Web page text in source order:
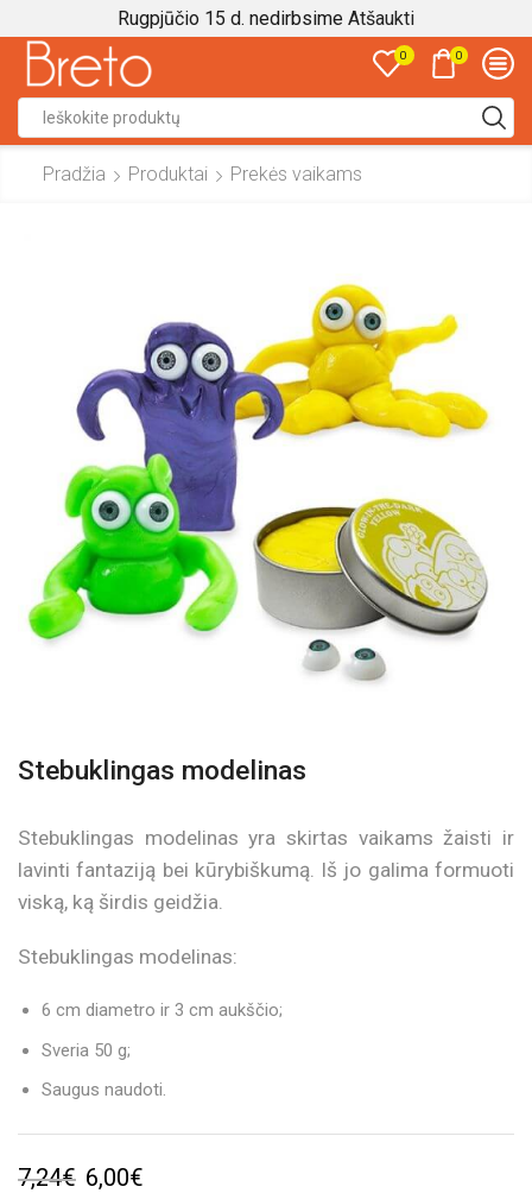
Rugpjūčio 15 d. nedirbsime Atšaukti
0 0
input
Pradžia Produktai Prekės vaikams
Stebuklingas modelinas
Stebuklingas modelinas yra skirtas vaikams žaisti ir
lavinti fantaziją bei kūrybiškumą. Iš jo galima formuoti
viską, ką širdis geidžia.
Stebuklingas modelinas:
6 cm diametro ir 3 cm aukščio;
Sveria 50 g;
Saugus naudoti.
7,24€ Original
6,00€